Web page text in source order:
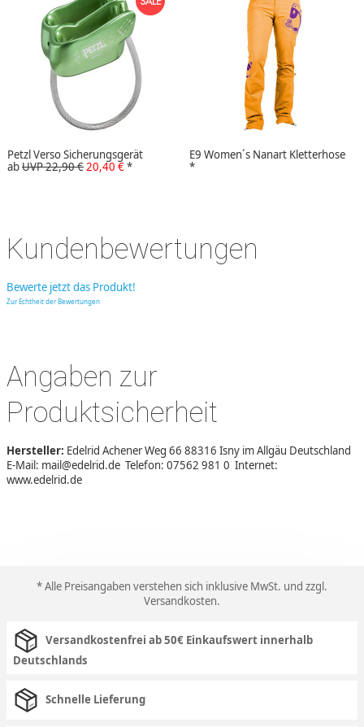
Petzl Verso Sicherungsgerät
abUVP 22,90 €20,40 €*
E9 Women´s Nanart Kletterhose
*
Kundenbewertungen
Bewerte jetzt das Produkt!
Zur Echtheit der Bewertungen
Angaben zur
Produktsicherheit
Hersteller: Edelrid Achener Weg 66 88316 Isny im Allgäu Deutschland
E-Mail: mail@edelrid.de Telefon: 07562 981 0 Internet:
www.edelrid.de
* Alle Preisangaben verstehen sich inklusive MwSt. und zzgl.
Versandkosten.
Versandkostenfrei ab 50€ Einkaufswert innerhalb
Deutschlands
Schnelle Lieferung